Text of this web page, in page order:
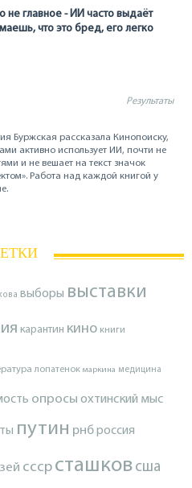
не главное - ИИ часто выдаёт
что это бред, его легко
Результаты
Буржская рассказала Кинопоиску,
активно использует ИИ, почти не
и не вешает на текст значок
Работа над каждой книгой у
выборы выставки
карантин кино книги
лопатенок маркина медицина
опросы охтинский мыс
путин рнброссия
ссср сташков сша